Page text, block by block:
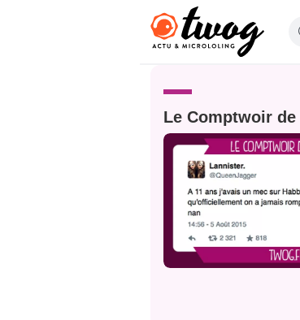
Le Comptwoir de